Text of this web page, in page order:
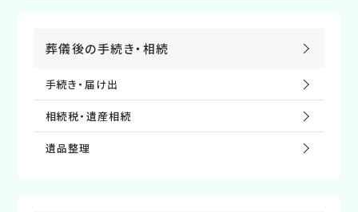
葬儀後の⼿続き・相続
手続き・届け出
相続税・遺産相続
遺品整理